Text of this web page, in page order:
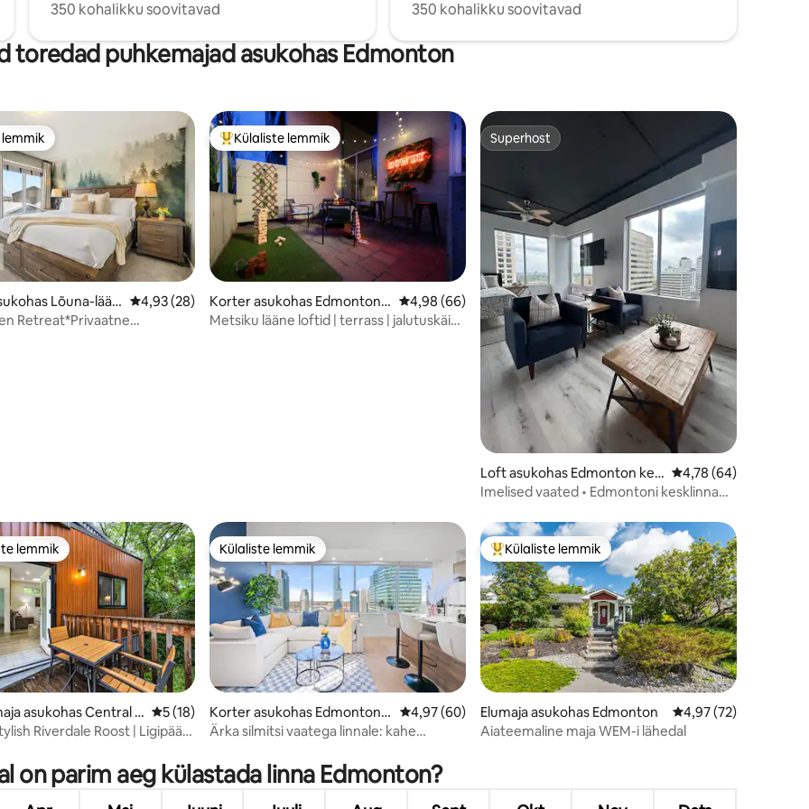
350 kohalikku soovitavad
350 kohalikku soovitavad
toredad puhkemajad asukohas Edmonton
5, 82 hinnangut
Lõuna-lään Keskmine hinnang 4,93/5, 28 hinnangut
4,93 (28)
Retreat*Privaatne
Külaliste suur lemmik
Külaliste lemmik
Korter asukohas Edmonton k
esklinn
Keskmine hinnang 4,98/5, 66 hinnangut
4,98 (66)
Metsiku lääne loftid | terrass | jalutuskäik
Superhost
Superhost
Loft asukohas Edmonton kes
klinn
Keskmine hinnang
4,78 (64)
Imelised vaated • Edmontoni kesklinna
5, 18 hinnangut
lemmik
lemmik
asukohas Central E
Keskmine hinnang 5/5, 18 hinnangut
5 (18)
Riverdale Roost | Ligipääs
Külaliste lemmik
Külaliste lemmik
Korter asukohas Edmonton k
esklinn
Keskmine hinnang 4,97/5, 60 hinnangut
4,97 (60)
Ärka silmitsi vaatega linnale: kahe
mugavused
Külaliste suur lemmik
Külaliste lemmik
Elumaja asukohas Edmonton Keskmine hinnang
4,97 (72)
Aiateemaline maja WEM-i lähedal
on parim aeg külastada linna Edmonton?